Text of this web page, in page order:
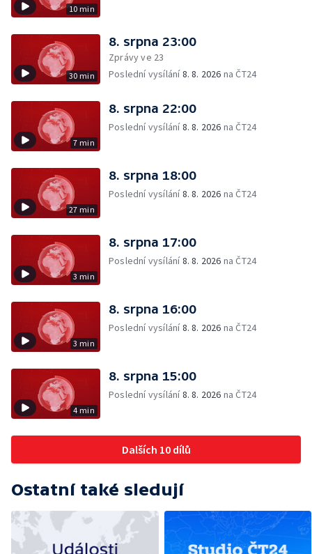
10 min
30 min
8. srpna 23:00
Zprávy ve 23
Poslední vysílání8. 8. 2026 na ČT24
7 min
8. srpna 22:00
Poslední vysílání8. 8. 2026 na ČT24
27 min
8. srpna 18:00
Poslední vysílání8. 8. 2026 na ČT24
3 min
8. srpna 17:00
Poslední vysílání8. 8. 2026 na ČT24
3 min
8. srpna 16:00
Poslední vysílání8. 8. 2026 na ČT24
4 min
8. srpna 15:00
Poslední vysílání8. 8. 2026 na ČT24
Dalších 10 dílů
Ostatní také sledují